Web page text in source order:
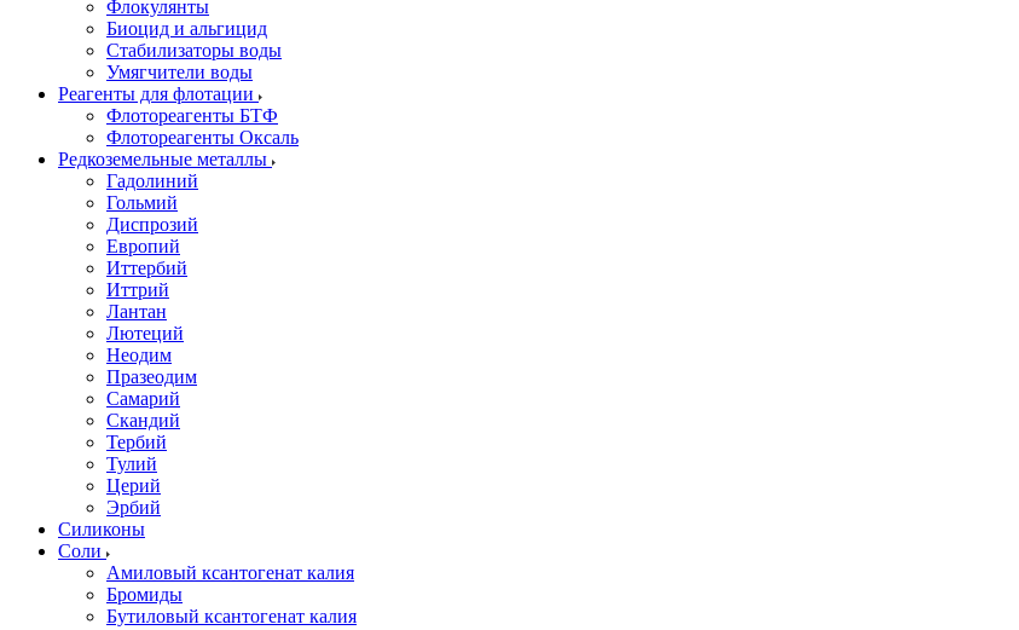
Флокулянты
Биоцид и альгицид
Стабилизаторы воды
Умягчители воды
Реагенты для флотации
Флотореагенты БТФ
Флотореагенты Оксаль
Редкоземельные металлы
Гадолиний
Гольмий
Диспрозий
Европий
Иттербий
Иттрий
Лантан
Лютеций
Неодим
Празеодим
Самарий
Скандий
Тербий
Тулий
Церий
Эрбий
Силиконы
Соли
Амиловый ксантогенат калия
Бромиды
Бутиловый ксантогенат калия